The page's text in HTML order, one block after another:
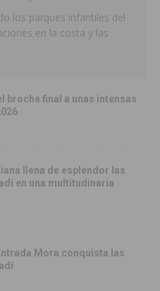
los parques infantiles del
en la costa y las
broche final a unas intensas
llena de esplendor las
en una multitudinaria
Mora conquista las